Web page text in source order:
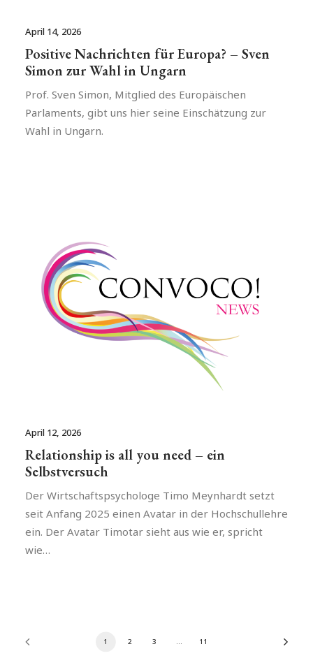
April 14, 2026
Positive Nachrichten für Europa? – Sven
Simon zur Wahl in Ungarn
Prof. Sven Simon, Mitglied des Europäischen
Parlaments, gibt uns hier seine Einschätzung zur
Wahl in Ungarn.
April 12, 2026
Relationship is all you need – ein
Selbstversuch
Der Wirtschaftspsychologe Timo Meynhardt setzt
seit Anfang 2025 einen Avatar in der Hochschullehre
ein. Der Avatar Timotar sieht aus wie er, spricht
wie…
1 2 3 … 11